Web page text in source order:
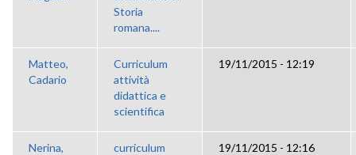
Storia
romana....
Matteo,
Cadario
Curriculum
attività
didattica e
scientifica
19/11/2015 - 12:19
Nerina,
curriculum
19/11/2015 - 12:16